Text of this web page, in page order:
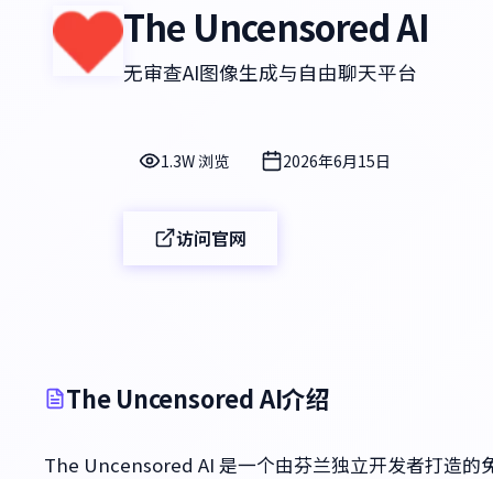
The Uncensored AI
无审查AI图像生成与自由聊天平台
1.3W 浏览 2026年6月15日
访问官网
The Uncensored AI介绍
The Uncensored AI 是一个由芬兰独立开发者打造的